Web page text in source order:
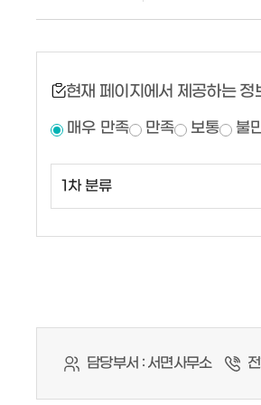
현재 페이지에서 제공하는
매우 만족 만족 보통 불
담당부서 :서면사무소